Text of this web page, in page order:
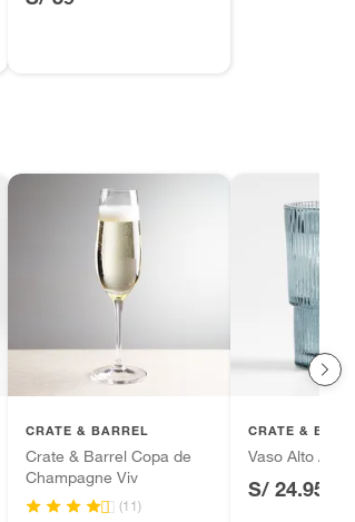
CRATE & BARREL
Crate & Barrel Copa de
Champagne Viv
(11)
CRATE &
Vaso Alto
S/ 24.95